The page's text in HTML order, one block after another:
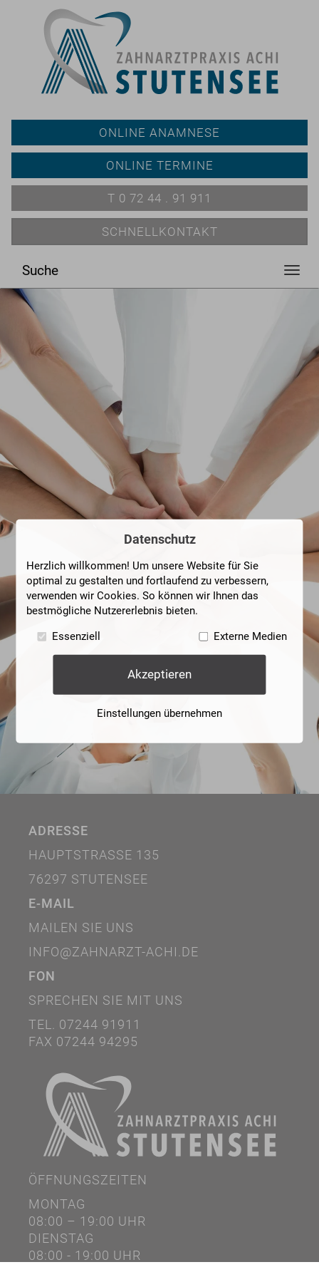
ONLINE ANAMNESE
ONLINE TERMINE
T 0 72 44 . 91 911
SCHNELLKONTAKT
Suche
ADRESSE
HAUPTSTRASSE 135
76297 STUTENSEE
E-MAIL
MAILEN SIE UNS
INFO@ZAHNARZT-ACHI.DE
FON
SPRECHEN SIE MIT UNS
TEL. 07244 91911
FAX 07244 94295
ÖFFNUNGSZEITEN
MONTAG
08:00 – 19:00 UHR
DIENSTAG
08:00 - 19:00 UHR
Datenschutz
Herzlich willkommen! Um unsere Website für Sie
optimal zu gestalten und fortlaufend zu verbessern,
verwenden wir Cookies. So können wir Ihnen das
bestmögliche Nutzererlebnis bieten.
Essenziell
Externe Medien
Akzeptieren
Einstellungen übernehmen